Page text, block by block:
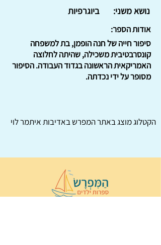
ביוגרפיות
נושא משני:
אודות הספר:
סיפור חייה של חנה הופמן, בת למשפחה
קונסרבטיבית משכילה, שהיתה לחלוצה
האמריקאית הראשונה בגדוד העבודה. הסיפור
מסופר על ידי נכדתה.
הקטלוג מוצג באתרהמפרשבאדיבות איתמר לוי